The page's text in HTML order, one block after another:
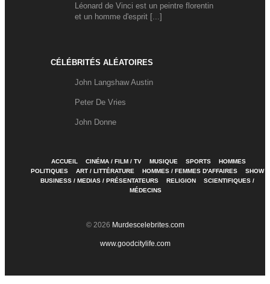
Léonard de Vinci est un peintre florentin
et un homme d'esprit [...]
CÉLÉBRITÉS ALÉATOIRES
John Langshaw Austin
Peter De Vries
John Donne
ACCUEIL CINÉMA / FILM / TV MUSIQUE SPORTS
HOMMES
POLITIQUES
ART / LITTÉRATURE HOMMES / FEMMES D'AFFAIRES
SHOW
BUSINESS / MEDIAS / PRÉSENTATEURS
RELIGION
SCIENTIFIQUES /
MÉDECINS
© 2026 Murdescelebrites.com
www.goodcitylife.com